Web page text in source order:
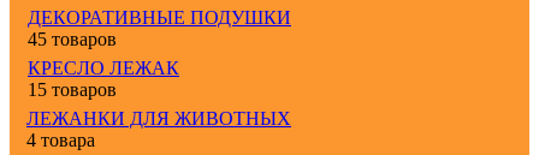
ДЕКОРАТИВНЫЕ ПОДУШКИ
45 товаров
КРЕСЛО ЛЕЖАК
15 товаров
ЛЕЖАНКИ ДЛЯ ЖИВОТНЫХ
4 товара